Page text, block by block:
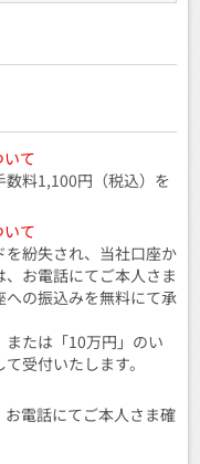
て
料1,100円（税込）を
て
紛失され、当社口座か
お電話にてご本人さま
の振込みを無料にて承
たは「10万円」のい
受付いたします。
電話にてご本人さま確